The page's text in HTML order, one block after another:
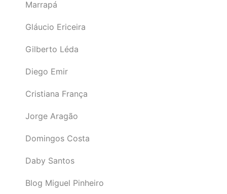
Marrapá
Gláucio Ericeira
Gilberto Léda
Diego Emir
Cristiana França
Jorge Aragão
Domingos Costa
Daby Santos
Blog Miguel Pinheiro